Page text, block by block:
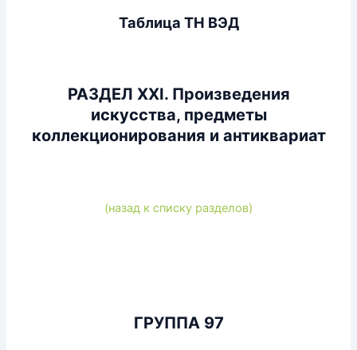
Таблица ТН ВЭД
РАЗДЕЛ XXI. Произведения
искусства, предметы
коллекционирования и антиквариат
(назад к списку разделов)
ГРУППА 97